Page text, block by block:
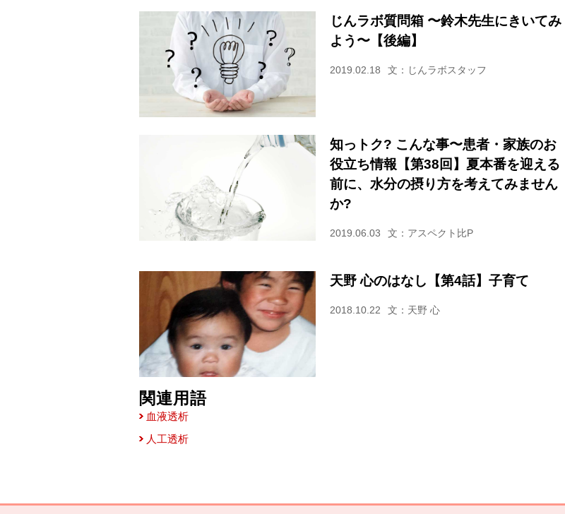
じんラボ質問箱 〜鈴木先生にきいてみ
よう〜【後編】
2019.02.18 文：じんラボスタッフ
知っトク? こんな事〜患者・家族のお
役立ち情報【第38回】夏本番を迎える
前に、水分の摂り方を考えてみません
か?
2019.06.03 文：アスペクト比P
天野 心のはなし【第4話】子育て
2018.10.22 文：天野 心
関連用語
血液透析
人工透析